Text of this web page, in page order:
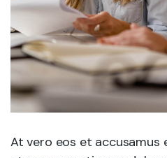
At vero eos et